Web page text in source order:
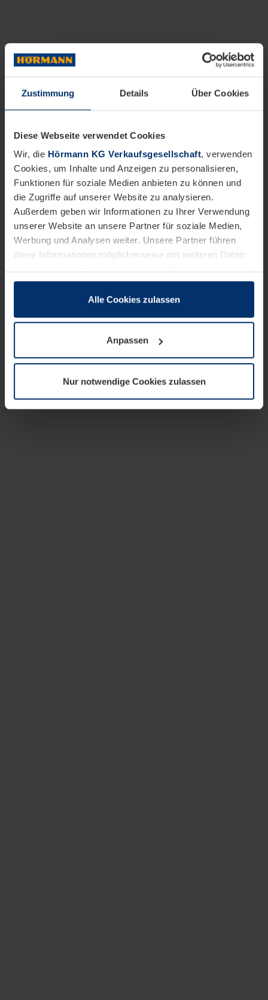
Zustimmung Details Über Cookies
Diese Webseite verwendet Cookies
Wir, die Hörmann KG Verkaufsgesellschaft, verwenden
Cookies, um Inhalte und Anzeigen zu personalisieren,
Funktionen für soziale Medien anbieten zu können und
die Zugriffe auf unserer Website zu analysieren.
Außerdem geben wir Informationen zu Ihrer Verwendung
unserer Website an unsere Partner für soziale Medien,
Werbung und Analysen weiter. Unsere Partner führen
diese Informationen möglicherweise mit weiteren Daten
sie im Rahmen Ihrer Nutzung der Dienste gesammelt
wenn diese für den Betrieb dieser Seite unbedingt
notwendig sind. Für alle anderen Cookie-Typen benötigen
wir Ihre Erlaubnis. Ihre Einwilligung können Sie jederzeit
Datenschutzerklärungunserer Website ändern oder
widerrufen.
Alle Cookies zulassen
Anpassen
Nur notwendige Cookies zulassen